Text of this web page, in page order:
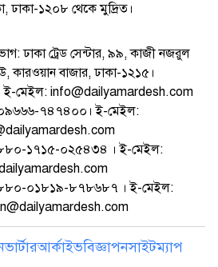
ঢাকা-১২০৮ থেকে মুদ্রিত।
ঢাকা ট্রেড সেন্টার, ৯৯, কাজী নজরুল
কারওয়ান বাজার, ঢাকা-১২১৫।
মেইল: info@dailyamardesh.com
০৯৬৬৬-৭৪৭৪০০। ই-মেইল:
১৭১৫-০২৫৪৩৪ । ই-মেইল:
০১৮১৯-৮৭৮৬৮৭ । ই-মেইল:
আর্কাইভবিজ্ঞাপনসাইটম্যাপ